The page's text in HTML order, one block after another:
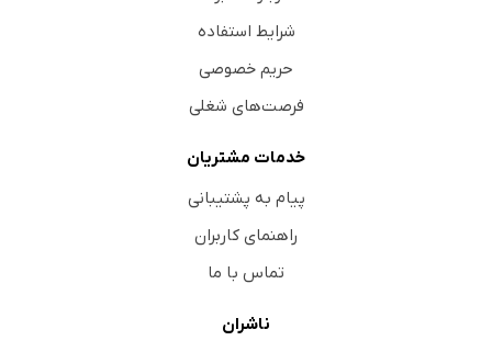
شرایط استفاده
حریم خصوصی
فرصت‌های شغلی
خدمات مشتریان
پیام به پشتیبانی
راهنمای کاربران
تماس با ما
ناشران